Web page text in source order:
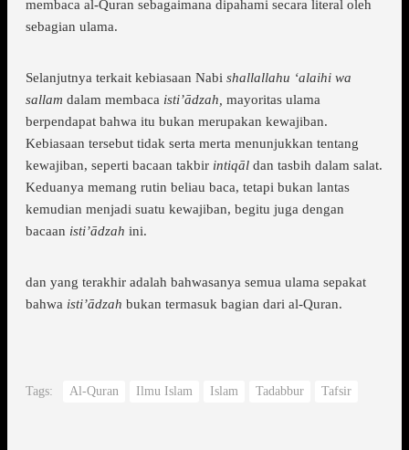
membaca al-Quran sebagaimana dipahami secara literal oleh
sebagian ulama.
Selanjutnya terkait kebiasaan Nabi shallallahu ‘alaihi wa
sallam dalam membaca isti’ādzah, mayoritas ulama
berpendapat bahwa itu bukan merupakan kewajiban.
Kebiasaan tersebut tidak serta merta menunjukkan tentang
kewajiban, seperti bacaan takbir intiqāl dan tasbih dalam salat.
Keduanya memang rutin beliau baca, tetapi bukan lantas
kemudian menjadi suatu kewajiban, begitu juga dengan
bacaan isti’ādzah ini.
dan yang terakhir adalah bahwasanya semua ulama sepakat
bahwa isti’ādzah bukan termasuk bagian dari al-Quran.
Tags: Al-Quran Ilmu Islam Islam Tadabbur Tafsir